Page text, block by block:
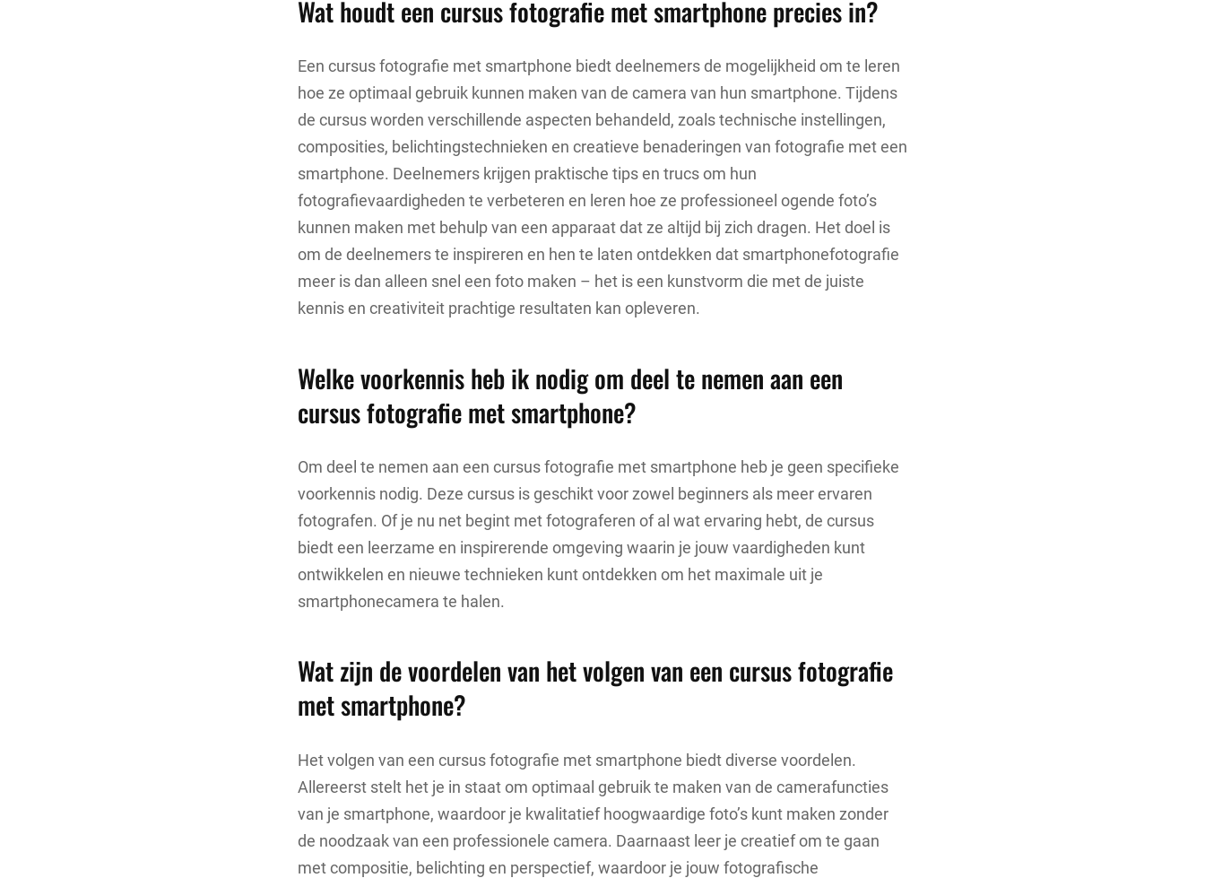
Wat houdt een cursus fotografie met smartphone precies in?
Een cursus fotografie met smartphone biedt deelnemers de mogelijkheid om te leren
hoe ze optimaal gebruik kunnen maken van de camera van hun smartphone. Tijdens
de cursus worden verschillende aspecten behandeld, zoals technische instellingen,
composities, belichtingstechnieken en creatieve benaderingen van fotografie met een
smartphone. Deelnemers krijgen praktische tips en trucs om hun
fotografievaardigheden te verbeteren en leren hoe ze professioneel ogende foto’s
kunnen maken met behulp van een apparaat dat ze altijd bij zich dragen. Het doel is
om de deelnemers te inspireren en hen te laten ontdekken dat smartphonefotografie
meer is dan alleen snel een foto maken – het is een kunstvorm die met de juiste
kennis en creativiteit prachtige resultaten kan opleveren.
Welke voorkennis heb ik nodig om deel te nemen aan een
cursus fotografie met smartphone?
Om deel te nemen aan een cursus fotografie met smartphone heb je geen specifieke
voorkennis nodig. Deze cursus is geschikt voor zowel beginners als meer ervaren
fotografen. Of je nu net begint met fotograferen of al wat ervaring hebt, de cursus
biedt een leerzame en inspirerende omgeving waarin je jouw vaardigheden kunt
ontwikkelen en nieuwe technieken kunt ontdekken om het maximale uit je
smartphonecamera te halen.
Wat zijn de voordelen van het volgen van een cursus fotografie
met smartphone?
Het volgen van een cursus fotografie met smartphone biedt diverse voordelen.
Allereerst stelt het je in staat om optimaal gebruik te maken van de camerafuncties
van je smartphone, waardoor je kwalitatief hoogwaardige foto’s kunt maken zonder
de noodzaak van een professionele camera. Daarnaast leer je creatief om te gaan
met compositie, belichting en perspectief, waardoor je jouw fotografische